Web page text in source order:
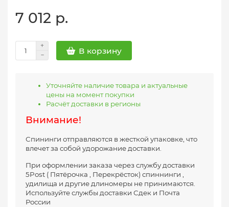
7 012 р.
В корзину
Уточняйте наличие товара и актуальные
цены на момент покупки
Расчёт доставки в регионы
Внимание!
Спининги отправляются в жесткой упаковке, что
влечет за собой удорожание доставки.
При оформлении заказа через службу доставки
5Post ( Пятёрочка , Перекрёсток) спиннинги ,
удилища и другие длиномеры не принимаются.
Используйте службы доставки Сдек и Почта
России